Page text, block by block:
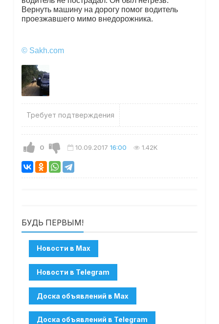
Вернуть машину на дорогу помог водитель
проезжавшего мимо внедорожника.
© Sakh.com
Требует подтверждения
0 10.09.2017 16:00 1.42K
БУДЬ ПЕРВЫМ!